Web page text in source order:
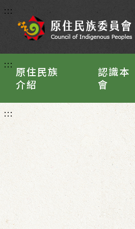
:::
:::
原住民族
介紹
認識本
會
:::